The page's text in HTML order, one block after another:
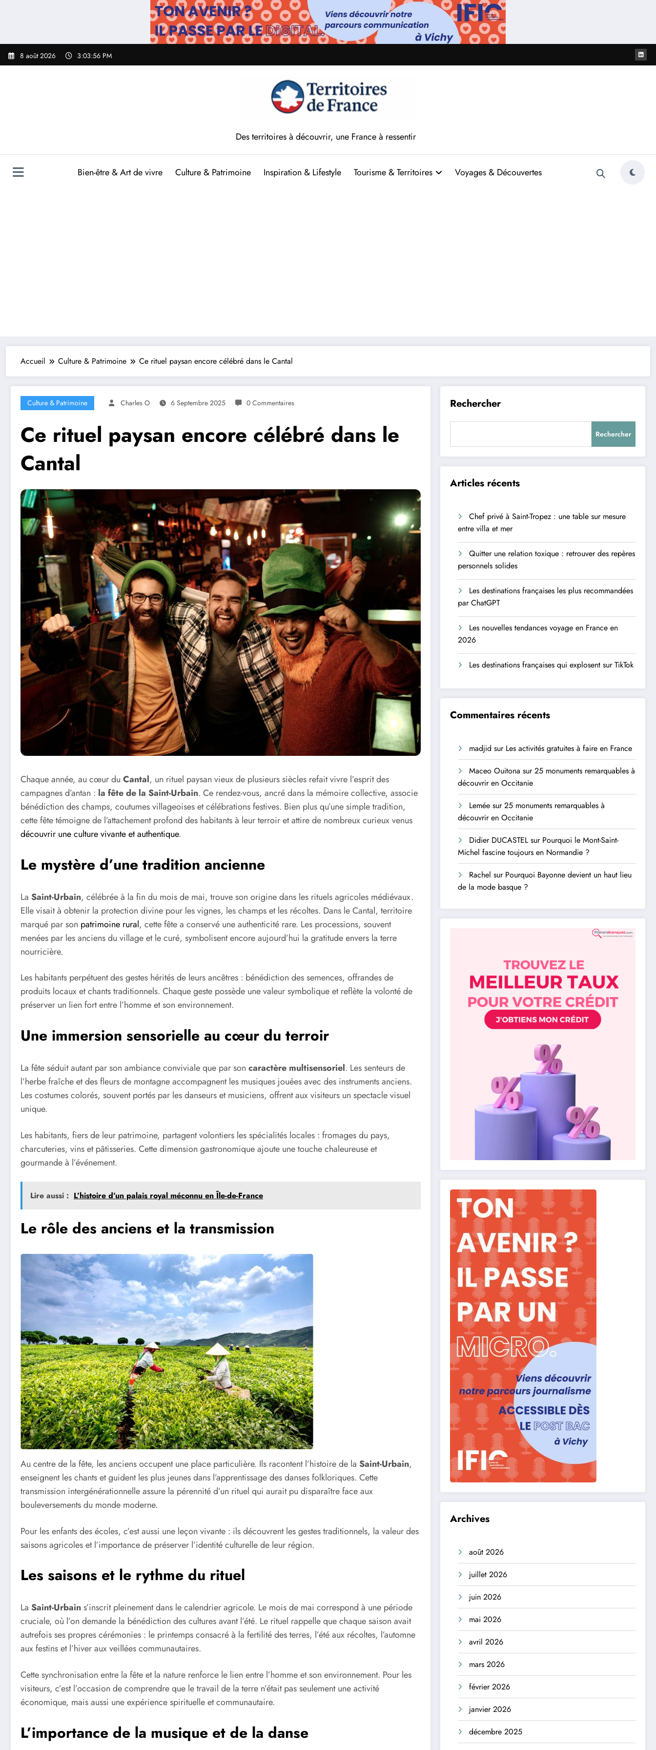
8 août 2026 3:03:57 PM
Des territoires à découvrir, une France à ressentir
Bien-être & Art de vivre Culture & Patrimoine Inspiration & Lifestyle Tourisme & Territoires Voyages & Découvertes
Accueil Culture & Patrimoine Ce rituel paysan encore célébré dans le Cantal
Culture & Patrimoine Charles O 6 Septembre 2025 0 Commentaires
Ce rituel paysan encore célébré dans le
Cantal
Chaque année, au cœur du Cantal, un rituel paysan vieux de plusieurs siècles refait vivre l’esprit des
campagnes d’antan : la fête de la Saint-Urbain. Ce rendez-vous, ancré dans la mémoire collective, associe
bénédiction des champs, coutumes villageoises et célébrations festives. Bien plus qu’une simple tradition,
cette fête témoigne de l’attachement profond des habitants à leur terroir et attire de nombreux curieux venus
découvrir une culture vivante et authentique.
Le mystère d’une tradition ancienne
La Saint-Urbain, célébrée à la fin du mois de mai, trouve son origine dans les rituels agricoles médiévaux.
Elle visait à obtenir la protection divine pour les vignes, les champs et les récoltes. Dans le Cantal, territoire
marqué par son patrimoine rural, cette fête a conservé une authenticité rare. Les processions, souvent
menées par les anciens du village et le curé, symbolisent encore aujourd’hui la gratitude envers la terre
nourricière.
Les habitants perpétuent des gestes hérités de leurs ancêtres : bénédiction des semences, offrandes de
produits locaux et chants traditionnels. Chaque geste possède une valeur symbolique et reflète la volonté de
préserver un lien fort entre l’homme et son environnement.
Une immersion sensorielle au cœur du terroir
La fête séduit autant par son ambiance conviviale que par son caractère multisensoriel. Les senteurs de
l’herbe fraîche et des fleurs de montagne accompagnent les musiques jouées avec des instruments anciens.
Les costumes colorés, souvent portés par les danseurs et musiciens, offrent aux visiteurs un spectacle visuel
unique.
Les habitants, fiers de leur patrimoine, partagent volontiers les spécialités locales : fromages du pays,
charcuteries, vins et pâtisseries. Cette dimension gastronomique ajoute une touche chaleureuse et
gourmande à l’événement.
Lire aussi : L’histoire d’un palais royal méconnu en Île-de-France
Le rôle des anciens et la transmission
Au centre de la fête, les anciens occupent une place particulière. Ils racontent l’histoire de la Saint-Urbain,
enseignent les chants et guident les plus jeunes dans l’apprentissage des danses folkloriques. Cette
transmission intergénérationnelle assure la pérennité d’un rituel qui aurait pu disparaître face aux
bouleversements du monde moderne.
Pour les enfants des écoles, c’est aussi une leçon vivante : ils découvrent les gestes traditionnels, la valeur des
saisons agricoles et l’importance de préserver l’identité culturelle de leur région.
Les saisons et le rythme du rituel
La Saint-Urbains’inscrit pleinement dans le calendrier agricole. Le mois de mai correspond à une période
cruciale, où l’on demande la bénédiction des cultures avant l’été. Le rituel rappelle que chaque saison avait
autrefois ses propres cérémonies : le printemps consacré à la fertilité des terres, l’été aux récoltes, l’automne
aux festins et l’hiver aux veillées communautaires.
Cette synchronisation entre la fête et la nature renforce le lien entre l’homme et son environnement. Pour les
visiteurs, c’est l’occasion de comprendre que le travail de la terre n’était pas seulement une activité
économique, mais aussi une expérience spirituelle et communautaire.
L’importance de la musique et de la danse
Rechercher
Rechercher
Articles récents
Chef privé à Saint-Tropez : une table sur mesure
entre villa et mer
Quitter une relation toxique : retrouver des repères
personnels solides
Les destinations françaises les plus recommandées
par ChatGPT
Les nouvelles tendances voyage en France en
2026
Les destinations françaises qui explosent sur TikTok
Commentaires récents
madjid sur Les activités gratuites à faire en France
Maceo Ouitona sur25 monuments remarquables à
découvrir en Occitanie
Lemée sur25 monuments remarquables à
découvrir en Occitanie
Didier DUCASTEL sur Pourquoi le Mont-Saint-
Michel fascine toujours en Normandie ?
Rachel sur Pourquoi Bayonne devient un haut lieu
de la mode basque ?
Archives
août 2026
juillet 2026
juin 2026
mai 2026
avril 2026
mars 2026
février 2026
janvier 2026
décembre 2025